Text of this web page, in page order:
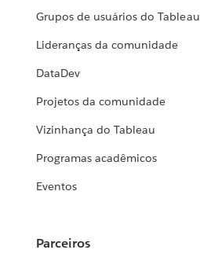
Grupos de usuários do Tableau
Lideranças da comunidade
DataDev
Projetos da comunidade
Vizinhança do Tableau
Programas acadêmicos
Eventos
Parceiros